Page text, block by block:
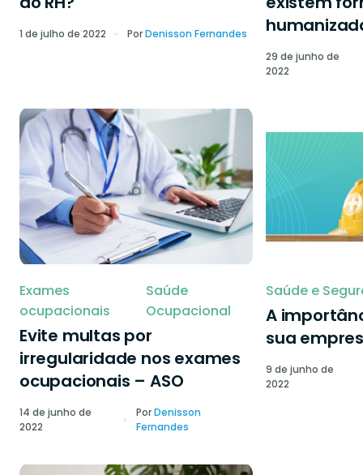
1 de julho de 2022 PorDenisson Fernandes
29 de junho de
2022
Exames
ocupacionais
Saúde
Ocupacional
Evite multas por
irregularidade nos exames
ocupacionais – ASO
14 de junho de
2022
PorDenisson
Fernandes
Saúde e
A
sua
9 de junho de
2022